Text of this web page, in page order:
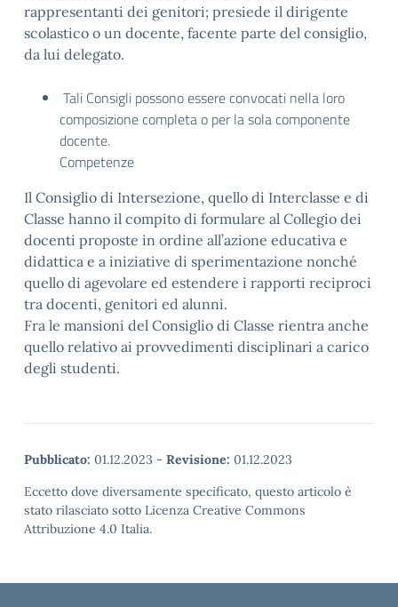
rappresentanti dei genitori; presiede il dirigente
scolastico o un docente, facente parte del consiglio,
da lui delegato.
Tali Consigli possono essere convocati nella loro
composizione completa o per la sola componente
docente.
Competenze
Il Consiglio di Intersezione, quello di Interclasse e di
Classe hanno il compito di formulare al Collegio dei
docenti proposte in ordine all’azione educativa e
didattica e a iniziative di sperimentazione nonché
quello di agevolare ed estendere i rapporti reciproci
tra docenti, genitori ed alunni.
Fra le mansioni del Consiglio di Classe rientra anche
quello relativo ai provvedimenti disciplinari a carico
degli studenti.
Pubblicato: 01.12.2023 - Revisione: 01.12.2023
Eccetto dove diversamente specificato, questo articolo è
stato rilasciato sotto Licenza Creative Commons
Attribuzione 4.0 Italia.